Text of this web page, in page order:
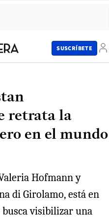
SUSCRÍBETE
retrata la
en el mundo
Hofmann y
di Girolamo, está en
visibilizar una